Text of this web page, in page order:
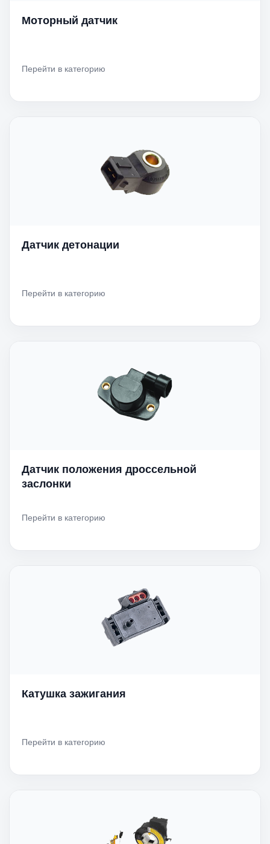
Моторный датчик
Перейти в категорию
Датчик детонации
Перейти в категорию
Датчик положения дроссельной
заслонки
Перейти в категорию
Катушка зажигания
Перейти в категорию